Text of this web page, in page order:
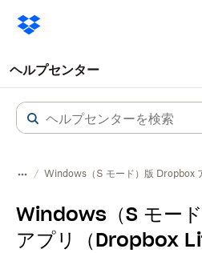
ヘルプセンター
Windows（S モード）版 Dropbox
Windows（S モー
アプリ（Dropbox